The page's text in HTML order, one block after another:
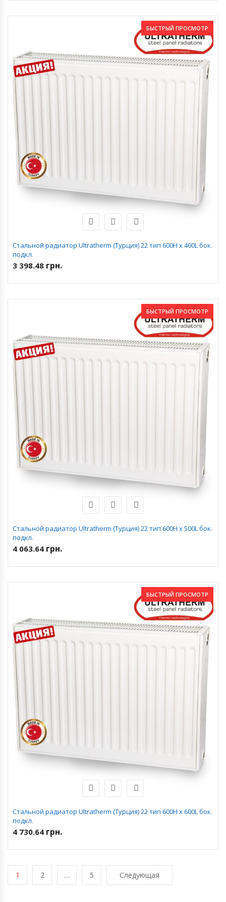
БЫСТРЫЙ ПРОСМОТР
Стальной радиатор Ultratherm (Турция) 22 тип 600H x 400L бок.
подкл.
3 398.48 грн.
БЫСТРЫЙ ПРОСМОТР
Стальной радиатор Ultratherm (Турция) 22 тип 600H x 500L бок.
подкл.
4 063.64 грн.
БЫСТРЫЙ ПРОСМОТР
Стальной радиатор Ultratherm (Турция) 22 тип 600H x 600L бок.
подкл.
4 730.64 грн.
1 2 … 5 Следующая